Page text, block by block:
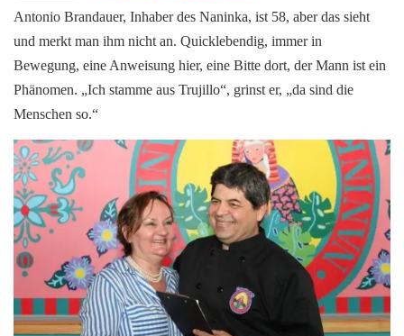
Antonio Brandauer, Inhaber des Naninka, ist 58, aber das sieht
und merkt man ihm nicht an. Quicklebendig, immer in
Bewegung, eine Anweisung hier, eine Bitte dort, der Mann ist ein
Phänomen. „Ich stamme aus Trujillo“, grinst er, „da sind die
Menschen so.“